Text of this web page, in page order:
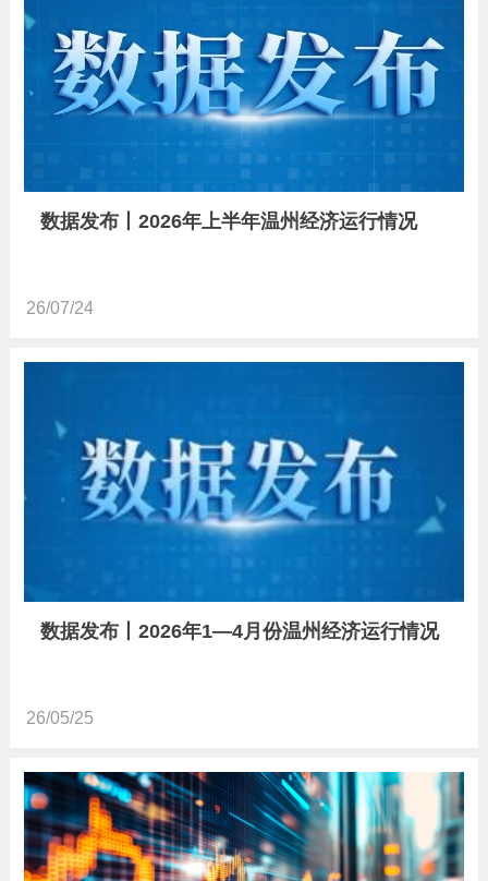
数据发布丨2026年上半年温州经济运行情况
26/07/24
数据发布丨2026年1—4月份温州经济运行情况
26/05/25